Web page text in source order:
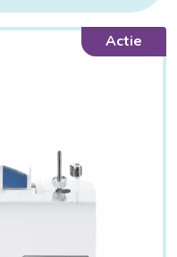
Actie